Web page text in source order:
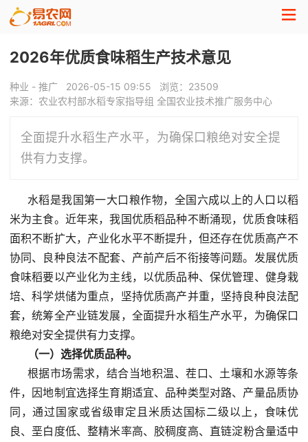
2026年优质食味稻生产技术意见
种业 - 推广 2026-05-15 09:55 浏览： 23509
来源：农业农村部水稻专家指导组 全国农业技术推广服务中心
全面提升水稻生产水平，为确保口粮绝对安全提
供有力支撑。
水稻是我国第一大口粮作物，全国六成以上的人口以稻
米为主食。近年来，我国优质稻品种不断涌现，优质食味稻
面积不断扩大，产业化水平不断提升，但还存在优质高产不
协同、良种良法不配套、产前产后不衔接等问题。发展优质
食味稻要以产业化为主线，以优质品种、保优管理、健身栽
培、科学烘储为重点，坚持优质高产并重，坚持良种良法配
套，统筹全产业链发展，全面提升水稻生产水平，为确保口
粮绝对安全提供有力支撑。
（一）选择优质品种。
根据市场需求，结合当地积温、茬口、土壤和水源等条
件，因地制宜选择生育期适宜、品种类型对路、产量品质协
同，通过国家或省级审定且米质达国标二级以上，食味优
良、垩白度低、整精米率高、胶稠度高、 直链淀粉含量适中